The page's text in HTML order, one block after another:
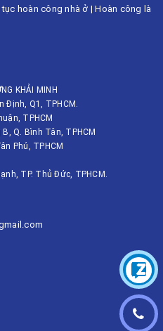
tục hoàn công nhà ở |Hoàn công là
KHẢI MINH
Định, Q1, TPHCM.
TPHCM
Q. Bình Tân, TPHCM
Phú, TPHCM
TP. Thủ Đức, TPHCM.